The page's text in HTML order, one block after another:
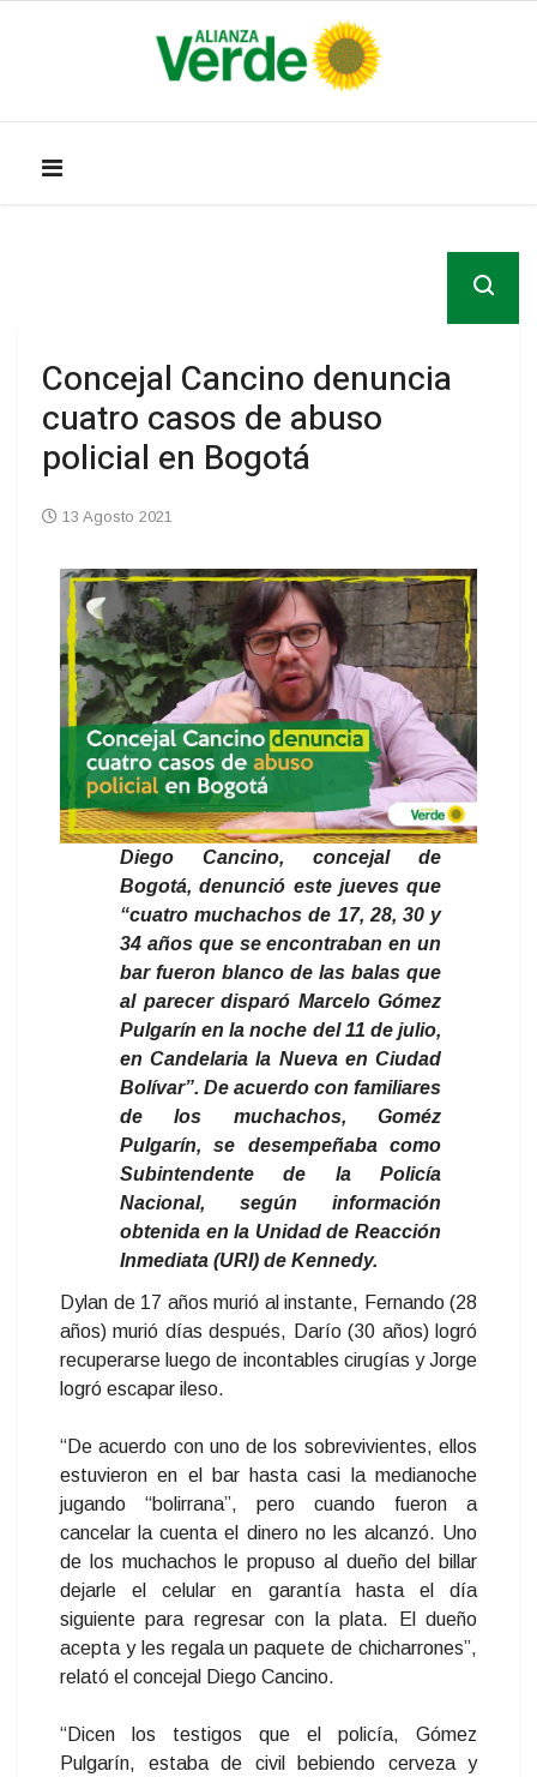
Concejal Cancino denuncia
cuatro casos de abuso
policial en Bogotá
13 Agosto 2021
Diego Cancino, concejal de
Bogotá, denunció este jueves que
“cuatro muchachos de 17, 28, 30 y
34 años que se encontraban en un
bar fueron blanco de las balas que
al parecer disparó Marcelo Gómez
Pulgarín en la noche del 11 de julio,
en Candelaria la Nueva en Ciudad
Bolívar”. De acuerdo con familiares
de los muchachos, Goméz
Pulgarín, se desempeñaba como
Subintendente de la Policía
Nacional, según información
obtenida en la Unidad de Reacción
Inmediata (URI) de Kennedy.
Dylan de 17 años murió al instante, Fernando (28
años) murió días después, Darío (30 años) logró
recuperarse luego de incontables cirugías y Jorge
logró escapar ileso.
“De acuerdo con uno de los sobrevivientes, ellos
estuvieron en el bar hasta casi la medianoche
jugando “bolirrana”, pero cuando fueron a
cancelar la cuenta el dinero no les alcanzó. Uno
de los muchachos le propuso al dueño del billar
dejarle el celular en garantía hasta el día
siguiente para regresar con la plata. El dueño
acepta y les regala un paquete de chicharrones”,
relató el concejal Diego Cancino.
“Dicen los testigos que el policía, Gómez
Pulgarín, estaba de civil bebiendo cerveza y